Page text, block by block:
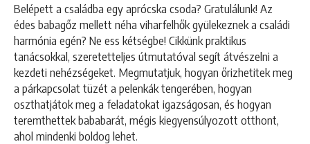
Belépett a családba egy aprócska csoda? Gratulálunk! Az
édes babagőz mellett néha viharfelhők gyülekeznek a családi
harmónia egén? Ne ess kétségbe! Cikkünk praktikus
tanácsokkal, szeretetteljes útmutatóval segít átvészelni a
kezdeti nehézségeket. Megmutatjuk, hogyan őrizhetitek meg
a párkapcsolat tüzét a pelenkák tengerében, hogyan
oszthatjátok meg a feladatokat igazságosan, és hogyan
teremthettek bababarát, mégis kiegyensúlyozott otthont,
ahol mindenki boldog lehet.